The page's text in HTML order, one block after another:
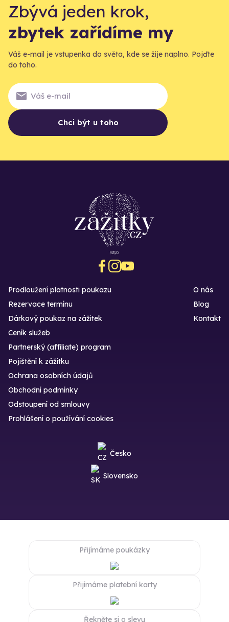
Zbývá jeden krok,
zbytek zařídíme my
Váš e-mail je vstupenka do světa, kde se žije naplno. Pojďte
do toho.
Chci být u toho
Prodloužení platnosti poukazu
Rezervace termínu
Dárkový poukaz na zážitek
O nás
Blog
Kontakt
Ceník služeb
Partnerský (affiliate) program
Pojištění k zážitku
Ochrana osobních údajů
Obchodní podmínky
Odstoupení od smlouvy
Prohlášení o používání cookies
Česko
Slovensko
Přijímáme poukázky
Přijímáme platební karty
Řekněte si o slevu